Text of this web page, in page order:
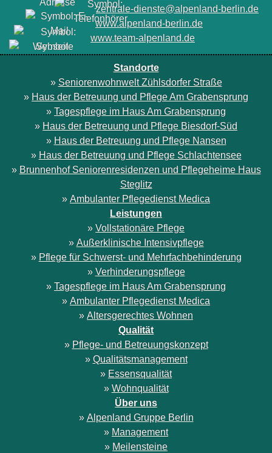
zentrale-dienste@alpenland-berlin.de
www.alpenland-berlin.de
www.team-alpenland.de
Standorte
» Seniorenwohnwelt Zühlsdorfer Straße
» Haus der Betreuung und Pflege Am Grabensprung
» Tagespflege im Haus Am Grabensprung
» Haus der Betreuung und Pflege Biesdorf-Süd
» Haus der Betreuung und Pflege Nansen
» Haus der Betreuung und Pflege Schlachtensee
» Brunnenhof Seniorenresidenzen und Pflegeheime Haus
Steglitz
» Ambulanter Pflegedienst Medica
Leistungen
» Vollstationäre Pflege
» Außerklinische Intensivpflege
» Pflege für Schwerst- und Mehrfachbehinderung
» Verhinderungspflege
» Tagespflege im Haus Am Grabensprung
» Ambulanter Pflegedienst Medica
» Altersgerechtes Wohnen
Qualität
» Pflege- und Betreuungskonzept
» Qualitätsmanagement
» Essensqualität
» Wohnqualität
Über uns
» Alpenland Gruppe Berlin
» Management
» Meilensteine